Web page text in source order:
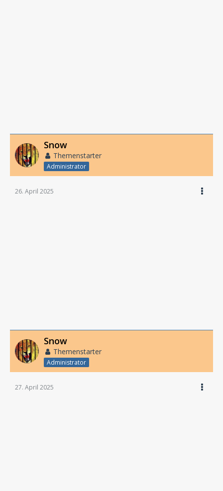
Snow
Themenstarter
Administrator
26. April 2025
Snow
Themenstarter
Administrator
27. April 2025